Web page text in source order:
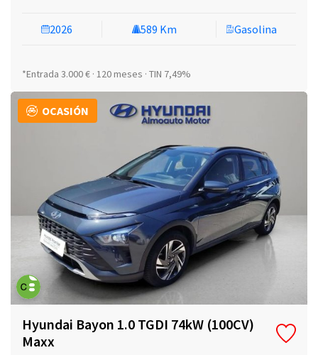
2026 589 Km Gasolina
*Entrada 3.000 € · 120 meses · TIN 7,49%
OCASIÓN
Hyundai Bayon 1.0 TGDI 74kW (100CV)
Maxx